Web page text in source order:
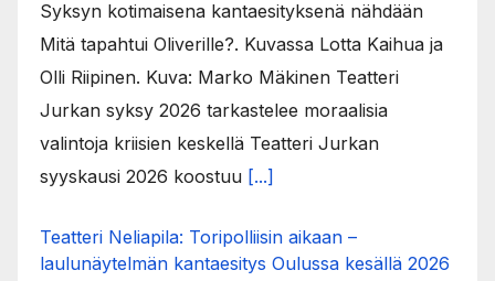
Syksyn kotimaisena kantaesityksenä nähdään
Mitä tapahtui Oliverille?. Kuvassa Lotta Kaihua ja
Olli Riipinen. Kuva: Marko Mäkinen Teatteri
Jurkan syksy 2026 tarkastelee moraalisia
valintoja kriisien keskellä Teatteri Jurkan
syyskausi 2026 koostuu [...]
Teatteri Neliapila: Toripolliisin aikaan –
laulunäytelmän kantaesitys Oulussa kesällä 2026